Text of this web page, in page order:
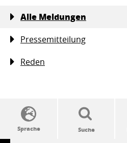
Alle Meldungen
Pressemitteilung
Reden
SSW-Politik von A bis Z